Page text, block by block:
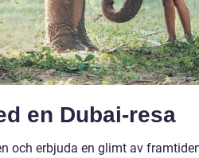
en Dubai-resa
och erbjuda en glimt av